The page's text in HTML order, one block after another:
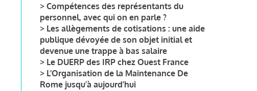
> Compétences des représentants du
personnel, avec qui on en parle ?
> Les allègements de cotisations : une aide
publique dévoyée de son objet initial et
devenue une trappe à bas salaire
> Le DUERP des IRP chez Ouest France
> L’Organisation de la Maintenance De
Rome jusqu’à aujourd’hui